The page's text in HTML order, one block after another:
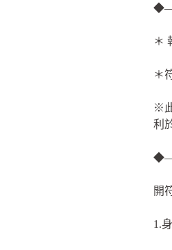
＊
＊
※
利
開
1.